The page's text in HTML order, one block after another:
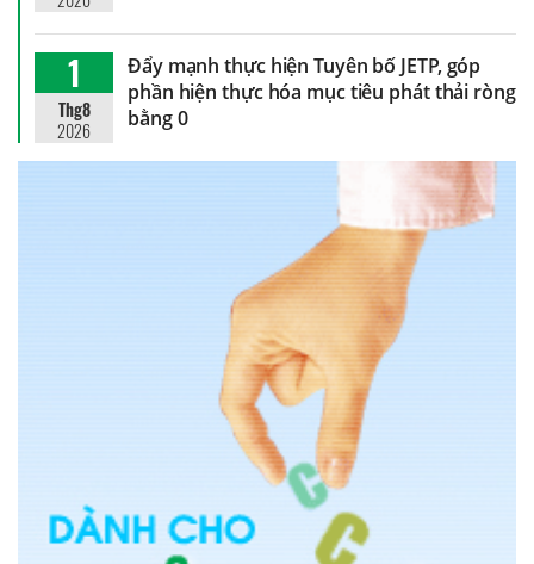
1
Thg8
2026
Đẩy mạnh thực hiện Tuyên bố JETP, góp
phần hiện thực hóa mục tiêu phát thải ròng
bằng 0